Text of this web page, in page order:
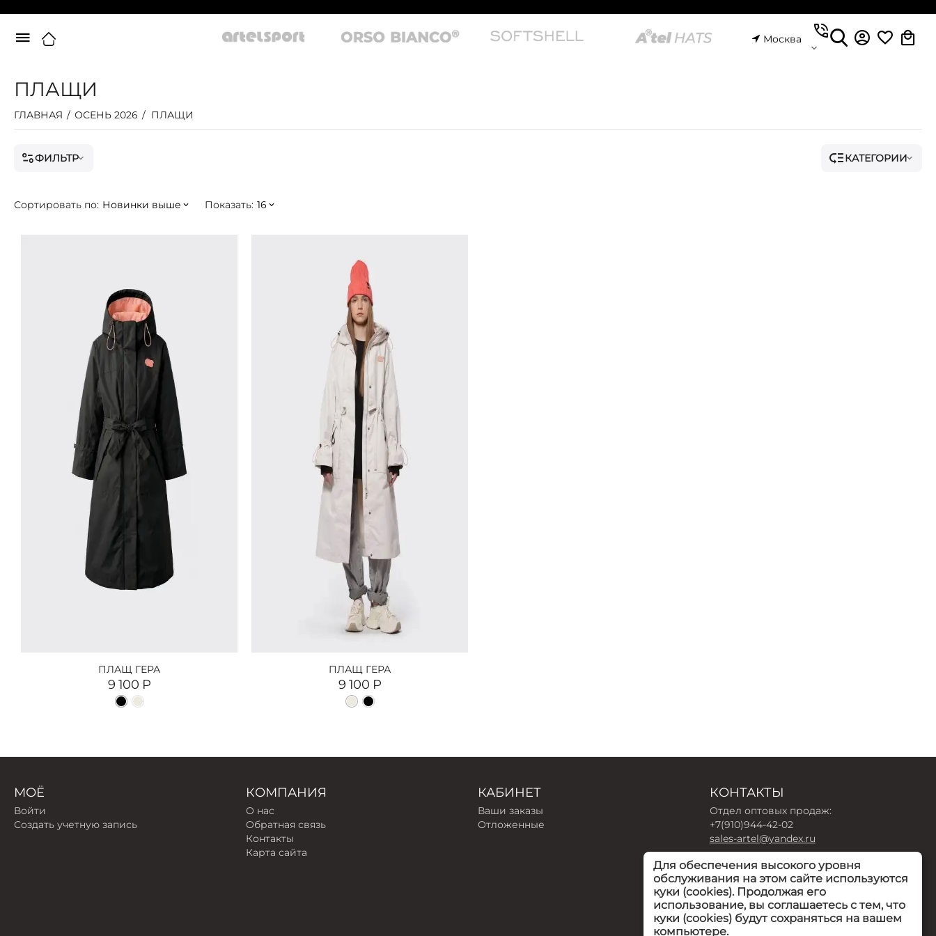
Москва
ПЛАЩИ
ГЛАВНАЯ / ОСЕНЬ 2026 / ПЛАЩИ
ФИЛЬТР КАТЕГОРИИ
Сортировать по: Новинки выше Показать: 16
ПЛАЩ ГЕРА
9 100 Р
ПЛАЩ ГЕРА
9 100 Р
МОЁ
Войти
Создать учетную запись
КОМПАНИЯ
О нас
Обратная связь
Контакты
Карта сайта
КАБИНЕТ
Ваши заказы
Отложенные
КОНТАКТЫ
Отдел оптовых продаж:
+7(910)944-42-02
sales-artel@yandex.ru
Интернет-магазин:
+7(910)940-16-54
arteldeti-zakaz@yandex.ru
г. Тула, посёлок Рудаково, Советская ул.,
7
Для обеспечения высокого уровня
обслуживания на этом сайте используются
куки (cookies). Продолжая его
использование, вы соглашаетесь с тем, что
куки (cookies) будут сохраняться на вашем
компьютере.